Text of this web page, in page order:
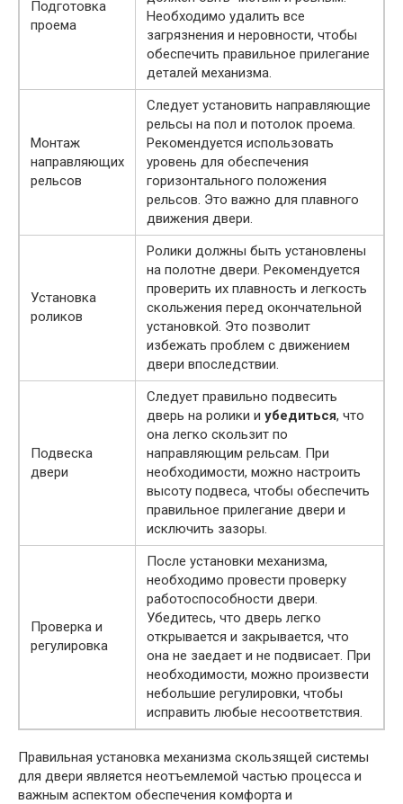
Подготовка
проема
Необходимо удалить все
загрязнения и неровности, чтобы
обеспечить правильное прилегание
деталей механизма.
Монтаж
направляющих
рельсов
Следует установить направляющие
рельсы на пол и потолок проема.
Рекомендуется использовать
уровень для обеспечения
горизонтального положения
рельсов. Это важно для плавного
движения двери.
Установка
роликов
Ролики должны быть установлены
на полотне двери. Рекомендуется
проверить их плавность и легкость
скольжения перед окончательной
установкой. Это позволит
избежать проблем с движением
двери впоследствии.
Подвеска
двери
Следует правильно подвесить
дверь на ролики и убедиться, что
она легко скользит по
направляющим рельсам. При
необходимости, можно настроить
высоту подвеса, чтобы обеспечить
правильное прилегание двери и
исключить зазоры.
Проверка и
регулировка
После установки механизма,
необходимо провести проверку
работоспособности двери.
Убедитесь, что дверь легко
открывается и закрывается, что
она не заедает и не подвисает. При
необходимости, можно произвести
небольшие регулировки, чтобы
исправить любые несоответствия.
Правильная установка механизма скользящей системы
для двери является неотъемлемой частью процесса и
важным аспектом обеспечения комфорта и